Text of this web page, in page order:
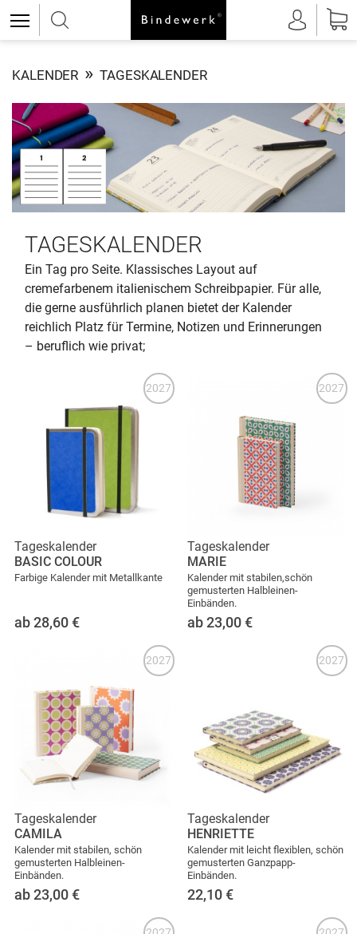
KALENDER » TAGESKALENDER
TAGESKALENDER
Ein Tag pro Seite. Klassisches Layout auf
cremefarbenem italienischem Schreibpapier. Für alle,
die gerne ausführlich planen bietet der Kalender
reichlich Platz für Termine, Notizen und Erinnerungen
– beruflich wie privat;
Tageskalender
BASIC COLOUR
Farbige Kalender mit Metallkante
ab 28,60 €
2027
Tageskalender
MARIE
Kalender mit stabilen,schön
gemusterten Halbleinen-
Einbänden.
ab 23,00 €
2027
Tageskalender
CAMILA
Kalender mit stabilen, schön
gemusterten Halbleinen-
Einbänden.
ab 23,00 €
2027
Tageskalender
HENRIETTE
Kalender mit leicht flexiblen, schön
gemusterten Ganzpapp-
Einbänden.
22,10 €
2027